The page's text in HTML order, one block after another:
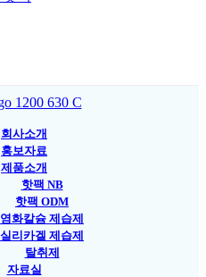
회사소개
홍보자료
제품소개
핫팩 NB
핫팩 ODM
염화칼슘 제습제
실리카겔 제습제
탈취제
자료실